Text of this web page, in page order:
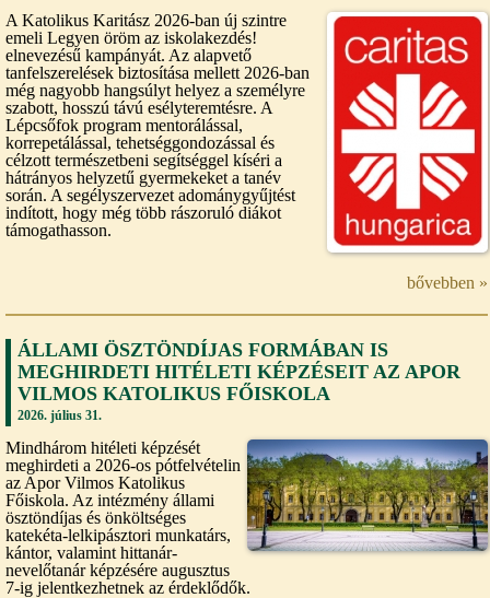
A Katolikus Karitász 2026-ban új szintre
emeli Legyen öröm az iskolakezdés!
elnevezésű kampányát. Az alapvető
tanfelszerelések biztosítása mellett 2026-ban
még nagyobb hangsúlyt helyez a személyre
szabott, hosszú távú esélyteremtésre. A
Lépcsőfok program mentorálással,
korrepetálással, tehetséggondozással és
célzott természetbeni segítséggel kíséri a
hátrányos helyzetű gyermekeket a tanév
során. A segélyszervezet adománygyűjtést
indított, hogy még több rászoruló diákot
támogathasson.
bővebben »
ÁLLAMI ÖSZTÖNDÍJAS FORMÁBAN IS
MEGHIRDETI HITÉLETI KÉPZÉSEIT AZ APOR
VILMOS KATOLIKUS FŐISKOLA
2026. július 31.
Mindhárom hitéleti képzését
meghirdeti a 2026-os pótfelvételin
az Apor Vilmos Katolikus
Főiskola. Az intézmény állami
ösztöndíjas és önköltséges
katekéta-lelkipásztori munkatárs,
kántor, valamint hittanár-
nevelőtanár képzésére augusztus
7-ig jelentkezhetnek az érdeklődők.